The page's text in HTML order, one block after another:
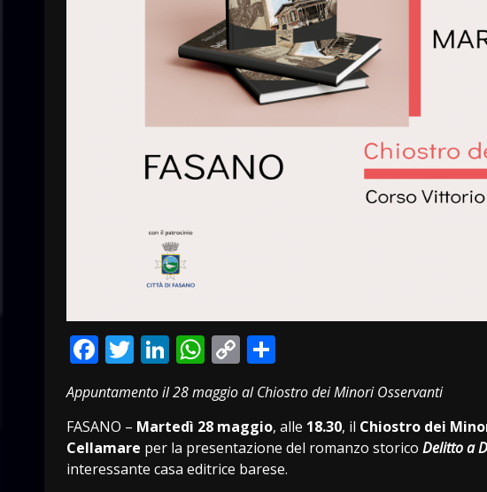
Facebook
Twitter
LinkedIn
WhatsApp
Copy
Link
Appuntamento il 28 maggio al Chiostro dei Minori Osservanti
FASANO – Martedì 28 maggio, alle 18.30, il Chiostro dei
Cellamare per la presentazione del romanzo storico Delitto a
interessante casa editrice barese.